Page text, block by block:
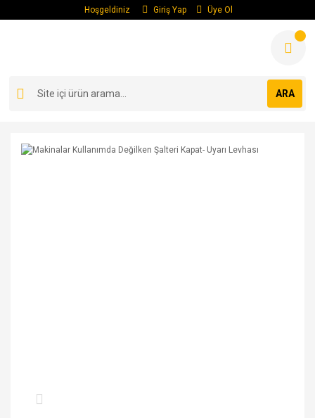
Hoşgeldiniz Giriş Yap Üye Ol
ARA